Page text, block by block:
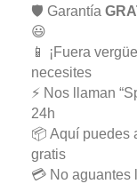
🛡️ Garantía
😃
📱 ¡Fuera
necesites
⚡ Nos llaman
24h
📦 Aquí puedes
gratis
💳 No aguantes